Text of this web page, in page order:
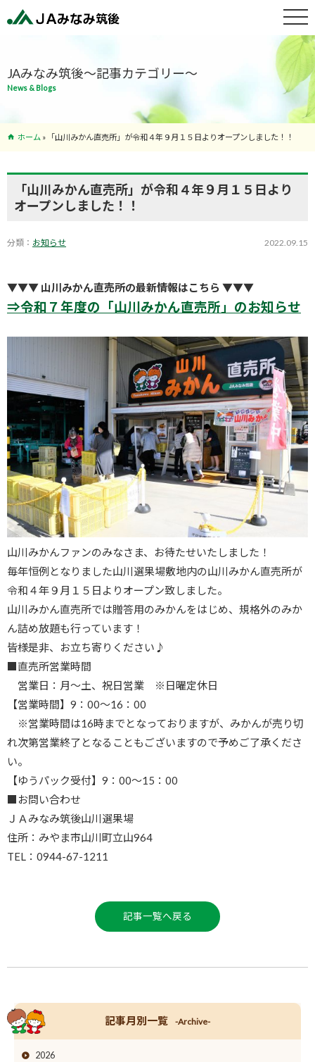
特産物紹介
サービス案
支店･ATM
一覧
JAみなみ筑後～記事カテゴリー～
News & Blogs
ホーム » 「山川みかん直売所」が令和４年９月１５日よりオープンしました！！
「山川みかん直売所」が令和４年９月１５日より
オープンしました！！
分類： お知らせ 2022.09.15
▼▼▼ 山川みかん直売所の最新情報はこちら ▼▼▼
⇒令和７年度の「山川みかん直売所」のお知らせ
山川みかんファンのみなさま、お待たせいたしました！
毎年恒例となりました山川選果場敷地内の山川みかん直売所が
令和４年９月１５日よりオープン致しました。
山川みかん直売所では贈答用のみかんをはじめ、規格外のみか
ん詰め放題も行っています！
皆様是非、お立ち寄りください ♪
■直売所営業時間
営業日：月～土、祝日営業 ※日曜定休日
【営業時間】 9 ： 00～16 ： 00
※営業時間は16時までとなっておりますが、みかんが売り切
れ次第営業終了となることもございますので予めご了承くださ
い。
【ゆうパック受付】 9 ： 00～15 ： 00
■お問い合わせ
ＪＡみなみ筑後山川選果場
住所：みやま市山川町立山964
TEL： 0944-67-1211
記事一覧へ戻る
記事月別一覧 -Archive-
2026